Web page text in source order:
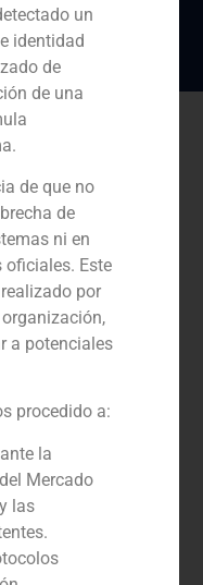
un
identidad
de
de una
de que no
de
ni en
Este
por
a potenciales
procedido a:
la
Mercado
las